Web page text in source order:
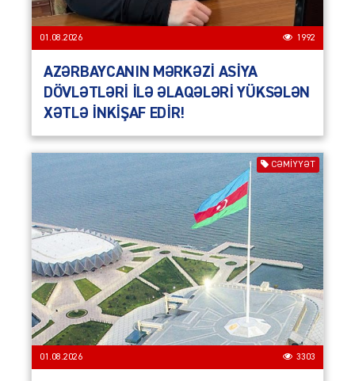
01.08.2026 1992
AZƏRBAYCANIN MƏRKƏZİ ASİYA
DÖVLƏTLƏRİ İLƏ ƏLAQƏLƏRİ YÜKSƏLƏN
XƏTLƏ İNKİŞAF EDİR!
CƏMIYYƏT
01.08.2026 3303